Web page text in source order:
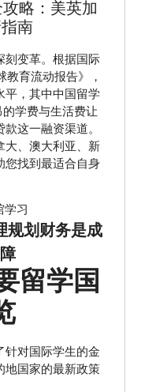
略：美英加
南
刻变革。根据国际
教育流动报告》，
平，其中中国留学
学费与生活费让
这一融资渠道。
大、澳大利亚、新
您找到最适合自身
规划财务是成
留学国
针对国际学生的金
地国家的最新政策